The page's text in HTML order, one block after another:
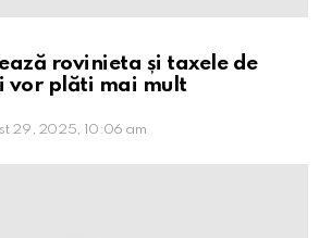
rovinieta și taxele de
vor plăti mai mult
29, 2025, 10:06 am